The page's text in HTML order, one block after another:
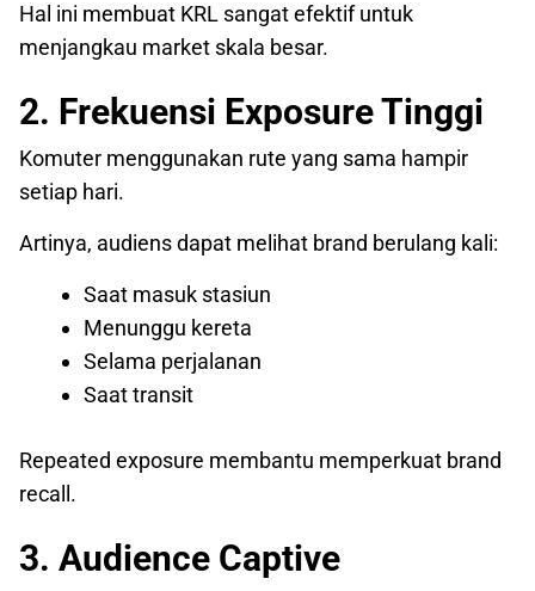
Hal ini membuat KRL sangat efektif untuk
menjangkau market skala besar.
2. Frekuensi Exposure Tinggi
Komuter menggunakan rute yang sama hampir
setiap hari.
Artinya, audiens dapat melihat brand berulang kali:
Saat masuk stasiun
Menunggu kereta
Selama perjalanan
Saat transit
Repeated exposure membantu memperkuat brand
recall.
3. Audience Captive